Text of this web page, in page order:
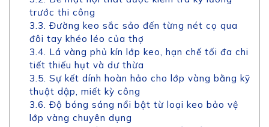
trước thi công
3.3. Đường keo sắc sảo đến từng nét cọ qua
đôi tay khéo léo của thợ
3.4. Lá vàng phủ kín lớp keo, hạn chế tối đa chi
tiết thiếu hụt và dư thừa
3.5. Sự kết dính hoàn hảo cho lớp vàng bằng kỹ
thuật dập, miết kỳ công
3.6. Độ bóng sáng nổi bật từ loại keo bảo vệ
lớp vàng chuyên dụng